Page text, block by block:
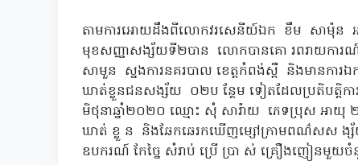
តាមការអោយដឹងពីលោកវរសេនីយ៍ឯក ខឹម សាម៉ុន អធិ
មុខសញ្ញាសង្ស័យទី២បាន លោកបានគោ រពរាយក
សាមួន ស្នងការនគរបាល ខេត្ដកំពង់ស្ពឺ និងមានក
ឃាត់ខ្លួនជនសង្ស័យ ០២ប ន្ថែម ទៀតដែលប្រតិបត្ដិក
មិថុនាឆ្នាំ២០២០ ឈ្មោះ សុំ សារ៉ាយ ភេទប្រុស អាយុ ២
ឃាត់ ខ្លួ ន និងឆែកឆេរកឃើញម្សៅក្រាមពណ៌សស
ឧបករណ៍ កែច្នៃ សំរាប់ ប្រើ ប្រា ស់ គ្រឿងញៀនមួយ